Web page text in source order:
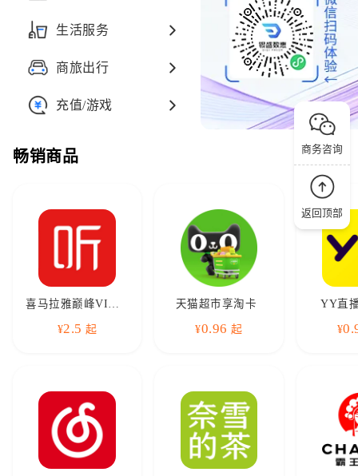
生活服务
商旅出行
充值/游戏
畅销商品
喜马拉雅巅峰VIP会员
¥2.5 起
天猫超市享淘卡
¥0.96 起
YY直
¥
商务咨询
返回顶部